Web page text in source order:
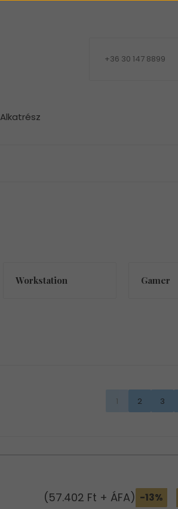
+36 30 147 8899
Alkatrész
Workstation Gamer
1 2 3
(57.402 Ft + ÁFA) -13%